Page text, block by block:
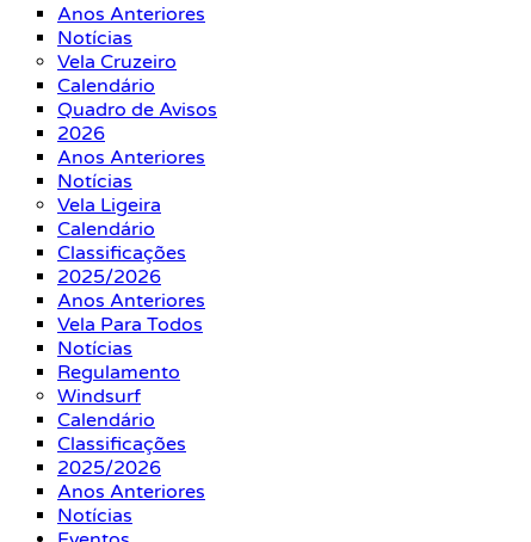
Anos Anteriores
Notícias
Vela Cruzeiro
Calendário
Quadro de Avisos
2026
Anos Anteriores
Notícias
Vela Ligeira
Calendário
Classificações
2025/2026
Anos Anteriores
Vela Para Todos
Notícias
Regulamento
Windsurf
Calendário
Classificações
2025/2026
Anos Anteriores
Notícias